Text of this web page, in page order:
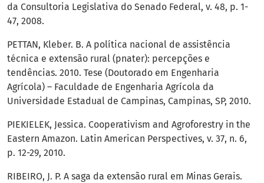
da Consultoria Legislativa do Senado Federal, v. 48, p. 1-
47, 2008.
PETTAN, Kleber. B. A política nacional de assistência
técnica e extensão rural (pnater): percepções e
tendências. 2010. Tese (Doutorado em Engenharia
Agrícola) – Faculdade de Engenharia Agrícola da
Universidade Estadual de Campinas, Campinas, SP, 2010.
PIEKIELEK, Jessica. Cooperativism and Agroforestry in the
Eastern Amazon. Latin American Perspectives, v. 37, n. 6,
p. 12-29, 2010.
RIBEIRO, J. P. A saga da extensão rural em Minas Gerais.